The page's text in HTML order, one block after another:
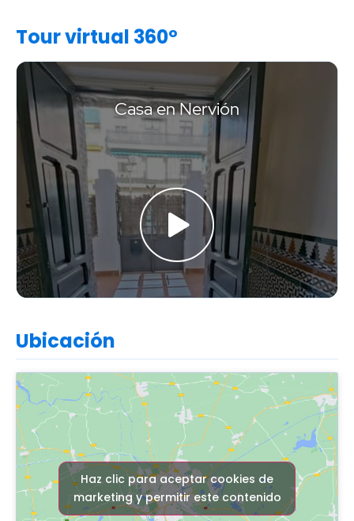
Tour virtual 360º
Ubicación
Haz clic para aceptar cookies de
marketing y permitir este contenido